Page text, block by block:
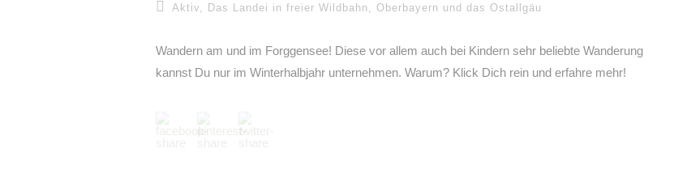
Aktiv, Das Landei in freier Wildbahn, Oberbayern und das Ostallgäu
Wandern am und im Forggensee! Diese vor allem auch bei Kindern sehr beliebte Wanderung
kannst Du nur im Winterhalbjahr unternehmen. Warum? Klick Dich rein und erfahre mehr!